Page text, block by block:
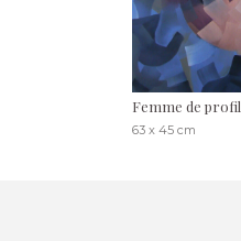
Femme de profil
63 x 45 cm